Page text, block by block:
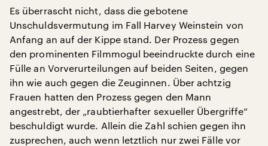
Es überrascht nicht, dass die gebotene
Unschuldsvermutung im Fall Harvey Weinstein von
Anfang an auf der Kippe stand. Der Prozess gegen
den prominenten Filmmogul beeindruckte durch eine
Fülle an Vorverurteilungen auf beiden Seiten, gegen
ihn wie auch gegen die Zeuginnen. Über achtzig
Frauen hatten den Prozess gegen den Mann
angestrebt, der „raubtierhafter sexueller Übergriffe“
beschuldigt wurde. Allein die Zahl schien gegen ihn
zusprechen, auch wenn letztlich nur zwei Fälle vor